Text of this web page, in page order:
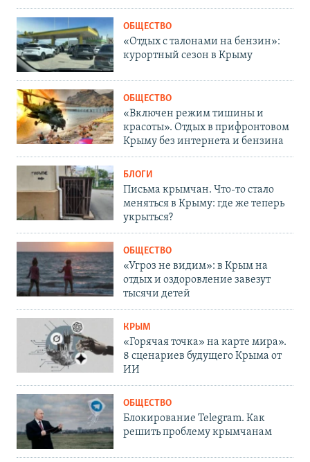
ОБЩЕСТВО
«Отдых с талонами на бензин»:
курортный сезон в Крыму
ОБЩЕСТВО
«Включен режим тишины и
красоты». Отдых в прифронтовом
Крыму без интернета и бензина
БЛОГИ
Письма крымчан. Что-то стало
меняться в Крыму: где же теперь
укрыться?
ОБЩЕСТВО
«Угроз не видим»: в Крым на
отдых и оздоровление завезут
тысячи детей
КРЫМ
«Горячая точка» на карте мира».
8 сценариев будущего Крыма от
ИИ
ОБЩЕСТВО
Блокирование Telegram. Как
решить проблему крымчанам